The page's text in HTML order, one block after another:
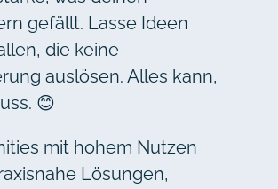
gefällt. Lasse Ideen
die keine
auslösen. Alles kann,
😊
mit hohem Nutzen
Lösungen,